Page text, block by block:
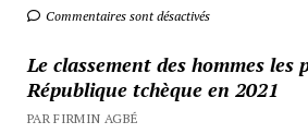
Commentaires sont désactivés
Le classement des hommes les
République tchèque en 2021
PAR FIRMIN AGBÉ